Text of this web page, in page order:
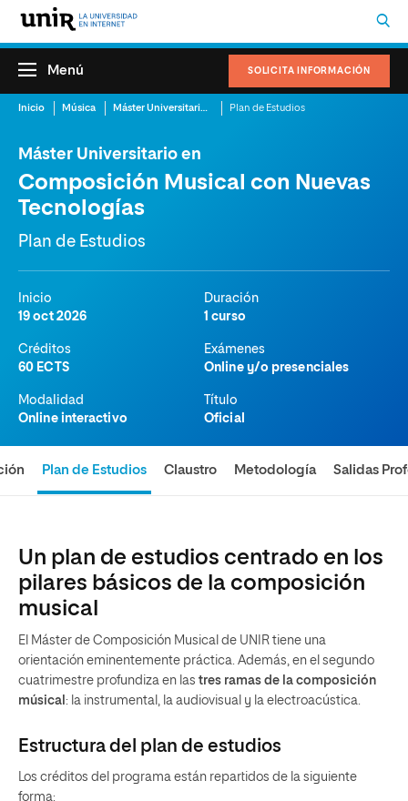
SOLICITA INFORMACIÓN
Menú
Inicio Música Máster Universitario en Composición Musical con Nuevas Tecnologías Plan de Estudios
Máster Universitario en
Composición Musical con Nuevas
Tecnologías
Plan de Estudios
Inicio
19 oct 2026
Duración
1 curso
Créditos
60 ECTS
Exámenes
Online y/o presenciales
Modalidad
Online interactivo
Título
Oficial
Plan de Estudios Claustro Metodología Salidas
Un plan de estudios centrado en los
pilares básicos de la composición
musical
El Máster de Composición Musical de UNIR tiene una
orientación eminentemente práctica. Además, en el segundo
cuatrimestre profundiza en las tres ramas de la composición
músical : la instrumental, la audiovisual y la electroacústica.
Estructura del plan de estudios
Los créditos del programa están repartidos de la siguiente
forma: